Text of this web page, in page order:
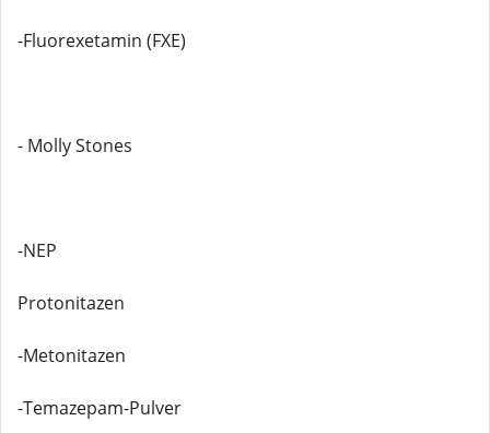
-Fluorexetamin (FXE)
- Molly Stones
-NEP
Protonitazen
-Metonitazen
-Temazepam-Pulver